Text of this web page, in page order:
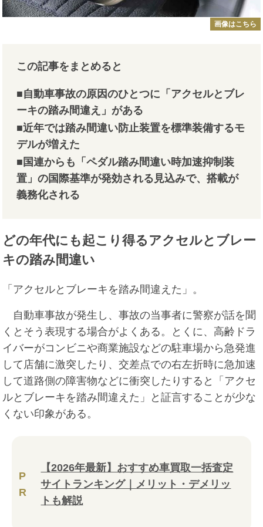
画像はこちら
この記事をまとめると
■自動車事故の原因のひとつに「アクセルとブレ
ーキの踏み間違え」がある
■近年では踏み間違い防止装置を標準装備するモ
デルが増えた
■国連からも「ペダル踏み間違い時加速抑制装
置」の国際基準が発効される見込みで、搭載が
義務化される
どの年代にも起こり得るアクセルとブレー
キの踏み間違い
「アクセルとブレーキを踏み間違えた」。
自動車事故が発生し、事故の当事者に警察が話を聞
くとそう表現する場合がよくある。とくに、高齢ドラ
イバーがコンビニや商業施設などの駐車場から急発進
して店舗に激突したり、交差点での右左折時に急加速
して道路側の障害物などに衝突したりすると「アクセ
ルとブレーキを踏み間違えた」と証言することが少な
くない印象がある。
P
R
【2026年最新】おすすめ車買取一括査定
サイトランキング｜メリット・デメリッ
トも解説